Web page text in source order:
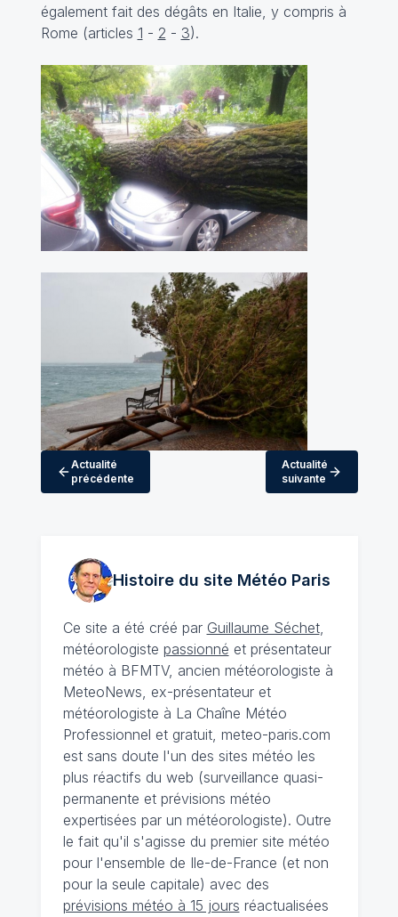
également fait des dégâts en Italie, y compris à
Rome (articles 1 - 2 - 3).
Actualité
précédente
Actualité
suivante
Histoire du site MétéoParis
Ce site a été créé par Guillaume Séchet,
météorologiste passionné et présentateur
météo à BFMTV, ancien météorologiste à
MeteoNews, ex-présentateur et
météorologiste à La Chaîne Météo
Professionnel et gratuit, meteo-paris.com
est sans doute l'un des sites météo les
plus réactifs du web (surveillance quasi-
permanente et prévisions météo
expertisées par un météorologiste). Outre
le fait qu'il s'agisse du premier site météo
pour l'ensemble de Ile-de-France (et non
pour la seule capitale) avec des
prévisions météo à 15 jours réactualisées